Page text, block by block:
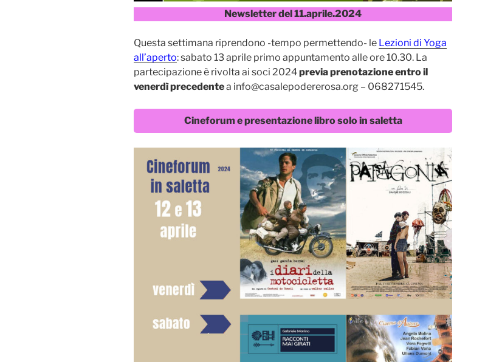
Newsletter del 11.aprile.2024
Questa settimana riprendono -tempo permettendo- le Lezioni di Yoga
all’aperto: sabato 13 aprile primo appuntamento alle ore 10.30. La
partecipazione è rivolta ai soci 2024previa prenotazione entro il
venerdì precedentea info@casalepodererosa.org – 068271545.
Cineforum e presentazione libro solo in saletta